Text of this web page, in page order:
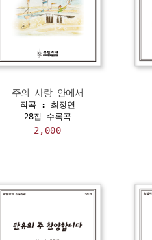
주의 사랑 안에서
작곡 : 최정연
28집 수록곡
2,000